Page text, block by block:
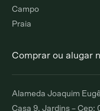
Campo
Praia
Comprar ou alugar
Alto de Pinheiros
Comprar Alugar
Alameda Joaquim
Casa 9, Jardins – Cep: